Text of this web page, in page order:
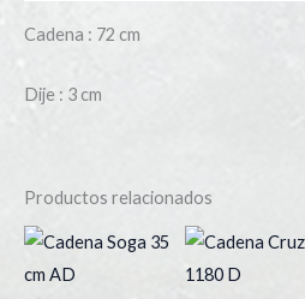
Cadena : 72 cm
Dije : 3 cm
Productos relacionados